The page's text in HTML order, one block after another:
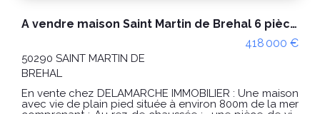
A vendre maison Saint Martin de Brehal 6 pièces plage à pied
418 000 €
50290 SAINT MARTIN DE
BREHAL
En vente chez DELAMARCHE IMMOBILIER : Une maison
avec vie de plain pied située à environ 800m de la mer